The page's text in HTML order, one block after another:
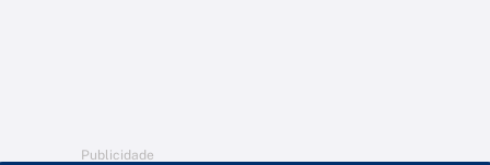
Publicidade